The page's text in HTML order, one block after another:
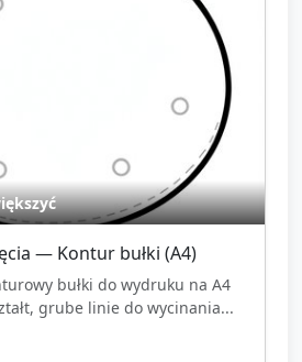
— Kontur bułki (A4)
bułki do wydruku na A4
grube linie do wycinania...